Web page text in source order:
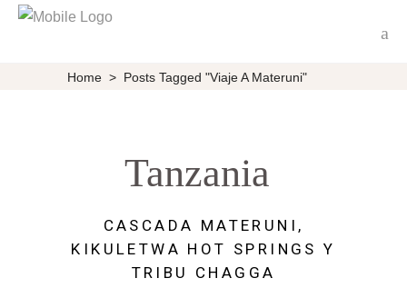
Home > Posts Tagged "viaje A Materuni"
Tanzania
CASCADA MATERUNI,
KIKULETWA HOT SPRINGS Y
TRIBU CHAGGA